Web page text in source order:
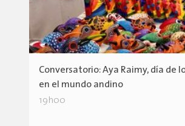
Conversatorio: Aya Raimy, día de
en el mundo andino
19h00